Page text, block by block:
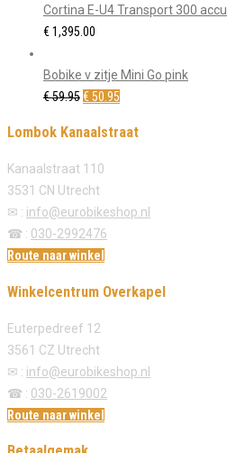
was:
is:
Cortina E-U4 Transport 300 accu
€1,395.00
Bobike v zitje Mini Go pink
€59.95Oorspronkelijke
was:
€ 59.95.
€50.95
is:
Lombok Kanaalstraat
Kanaalstraat 110
3531 CN Utrecht
✉ : info@eurobikeshop.nl
☎ : 030-2992476
Route naar winkel
Winkelcentrum Overkapel
Euterpedreef 12
3561 CZ Utrecht
✉ : info@eurobikeshop.nl
☎ : 030-2619002
Route naar winkel